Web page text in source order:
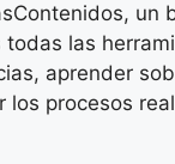
un
las
aprender
los procesos